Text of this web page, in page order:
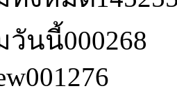
วันนี้000268
001276